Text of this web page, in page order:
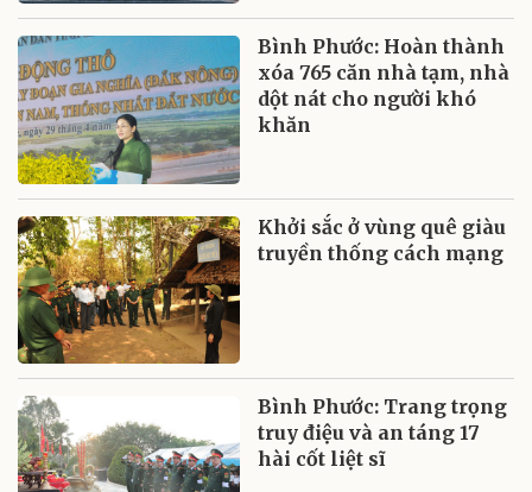
Bình Phước: Hoàn thành
xóa 765 căn nhà tạm, nhà
dột nát cho người khó
khăn
Khởi sắc ở vùng quê giàu
truyền thống cách mạng
Bình Phước: Trang trọng
truy điệu và an táng 17
hài cốt liệt sĩ